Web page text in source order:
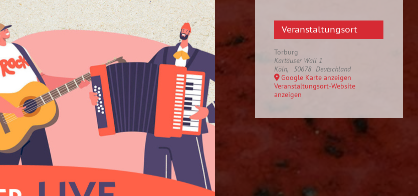
Veranstaltungsort
Torburg
Kartäuser Wall 1
Köln, 50678 Deutschland
Google Karte anzeigen
Veranstaltungsort-Website
anzeigen